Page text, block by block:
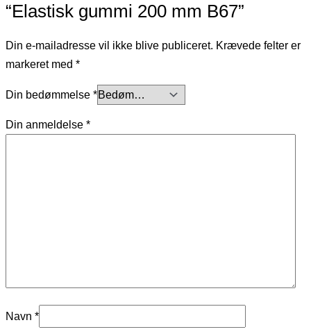
“Elastisk gummi 200 mm B67”
Din e-mailadresse vil ikke blive publiceret. Krævede felter er
markeret med *
Din bedømmelse *
Din anmeldelse *
Navn *